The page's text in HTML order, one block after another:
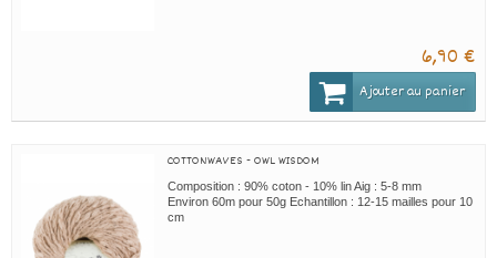
6,90 €
Ajouter au panier
COTTONWAVES - OWL WISDOM
Composition : 90% coton - 10% lin Aig : 5-8 mm
Environ 60m pour 50g Echantillon : 12-15 mailles pour 10
cm